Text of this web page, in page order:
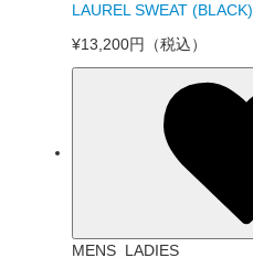
LAUREL SWEAT (BLACK)
¥13,200円
（税込）
MENS_LADIES